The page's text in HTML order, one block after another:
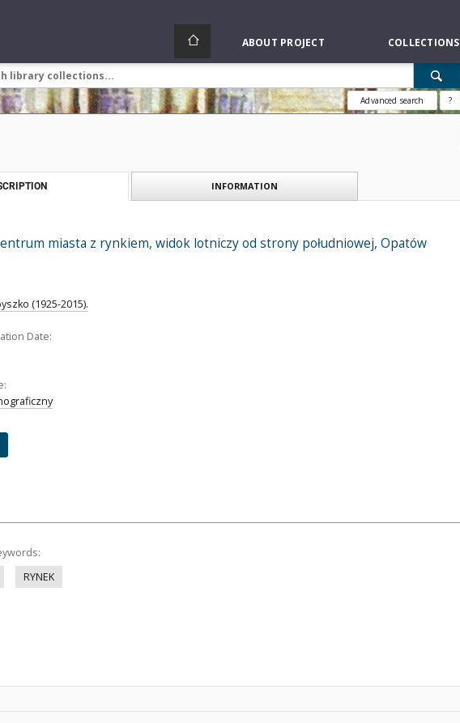
ABOUT PROJECT COLLECTIONS
Advanced search ?
INFORMATION
miasta z rynkiem, widok lotniczy od strony południowej, Opatów
(1925-2015).
Date:
RYNEK